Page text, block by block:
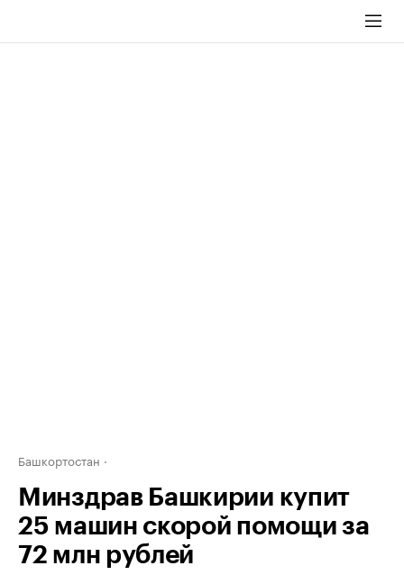
Башкортостан
Минздрав Башкирии купит
25 машин скорой помощи за
72 млн рублей